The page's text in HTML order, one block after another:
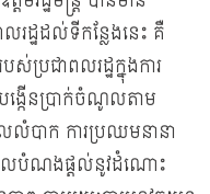
ដ្ឋដល់ទីកន្លែងនេះ គឺ
ប្រជាពលរដ្ឋក្នុងការ
ង្កើនប្រាក់ចំណូលតាម
បាក ការប្រឈមនានា
ោលបំណងផ្ដល់នូវដំណោះ